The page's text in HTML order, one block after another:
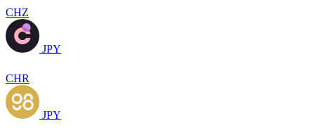
CHZ
JPY
CHR
JPY